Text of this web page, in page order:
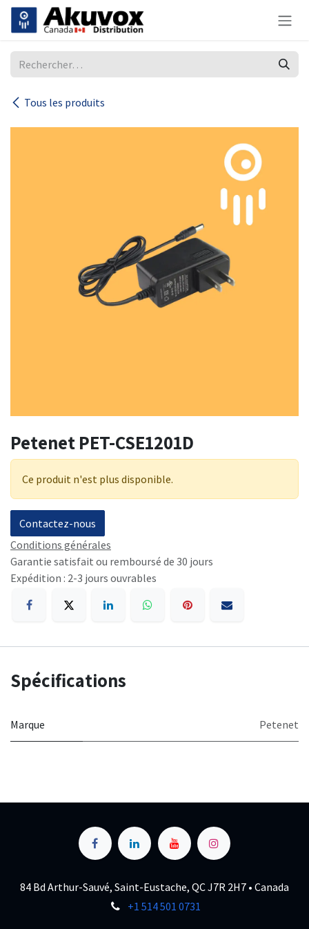
Se rendre au contenu
Tous les produits
Petenet PET-CSE1201D
Ce produit n'est plus disponible.
Contactez-nous
Conditions générales
Garantie satisfait ou remboursé de 30 jours
Expédition : 2-3 jours ouvrables
Spécifications
Marque Petenet
84 Bd Arthur-Sauvé, Saint-Eustache, QC J7R 2H7 • Canada
+1 514 501 0731